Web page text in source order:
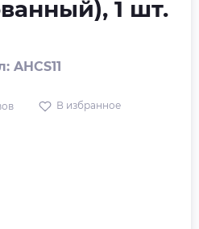
1 шт.
AHCS11
В избранное